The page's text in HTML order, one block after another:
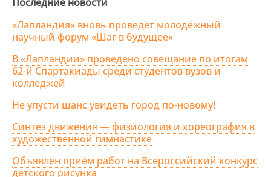
«Лапландия» вновь проведёт молодёжный
научный форум «Шаг в будущее»
В «Лапландии» проведено совещание по итогам
62-й Спартакиады среди студентов вузов и
колледжей
Не упусти шанс увидеть город по-новому!
Синтез движения — физиология и хореография в
художественной гимнастике
Объявлен приём работ на Всероссийский конкурс
детского рисунка